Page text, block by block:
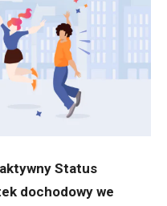
Status
dochodowy we